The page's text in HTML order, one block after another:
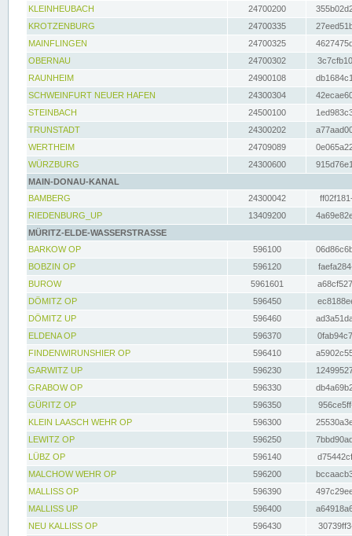
KLEINHEUBACH 24700200
KROTZENBURG
24700335
MAINFLINGEN
24700325
OBERNAU
24700302
RAUNHEIM
24900108
SCHWEINFURT NEUER HAFEN
24300304
STEINBACH
24500100
TRUNSTADT
24300202
WERTHEIM
24709089
WÜRZBURG
24300600
MAIN-DONAU-KANAL
BAMBERG
24300042
RIEDENBURG_UP
13409200
MÜRITZ-ELDE-WASSERSTRASSE
BARKOW OP
596100
BOBZIN OP
596120
BUROW
5961601
DÖMITZ OP
596450
DÖMITZ UP
596460
ELDENA OP
596370
FINDENWIRUNSHIER OP
596410
GARWITZ UP
596230
GRABOW OP
596330
GÜRITZ OP
596350
KLEIN LAASCH WEHR OP
596300
LEWITZ OP
596250
LÜBZ OP
596140
MALCHOW WEHR OP
596200
MALLISS OP
596390
MALLISS UP
596400
NEU KALLISS OP
596430